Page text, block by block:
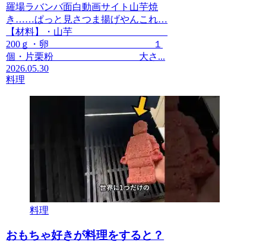
羅場ラバンバ面白動画サイト山芋焼
き……ぱっと見さつま揚げやんこれ…
【材料】・山芋
200ｇ・卵 １
個・片栗粉 大さ...
2026.05.30
料理
料理
おもちゃ好きが料理をすると？